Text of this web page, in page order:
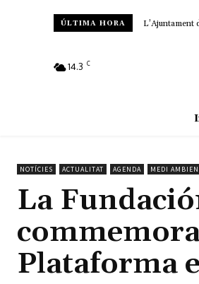
ÚLTIMA HORA L’Ajuntament
Amposta
14.3 C
NOTÍCIES ACTUALITAT AGENDA MEDI
La
Plataforma